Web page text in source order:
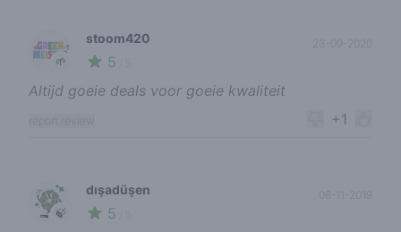
🌱
stoom420
5
23-09-2020
Altijd goeie deals voor goeie kwaliteit
+1
🍃
dışadüşen
5